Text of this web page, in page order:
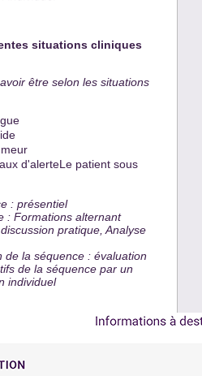
situations cliniques
être selon les situations
d'alerteLe patient sous
: présentiel
: Formations alternant
pratique, Analyse
de la séquence : évaluation
de la séquence par un
individuel